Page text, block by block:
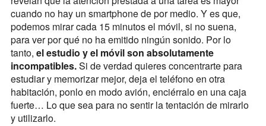
cuando no hay un smartphone de por medio. Y es que,
podemos mirar cada 15 minutos el móvil, si no suena,
para ver por qué no ha emitido ningún sonido. Por lo
tanto, el estudio y el móvil son absolutamente
incompatibles.Si de verdad quieres concentrarte para
estudiar y memorizar mejor, deja el teléfono en otra
habitación, ponlo en modo avión, enciérralo en una caja
fuerte… Lo que sea para no sentir la tentación de mirarlo
y utilizarlo.